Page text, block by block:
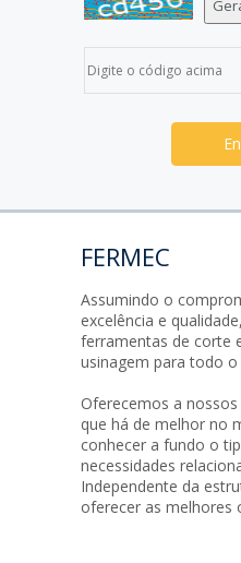
FERMEC
Assumindo o
excelência e
ferramentas de corte
usinagem para todo
Oferecemos a
que há de melhor no
conhecer a fundo o
necessidades
Independente da
oferecer as melhores